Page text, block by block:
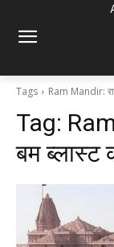
Tags Ram Mandir:
Tag:
बम